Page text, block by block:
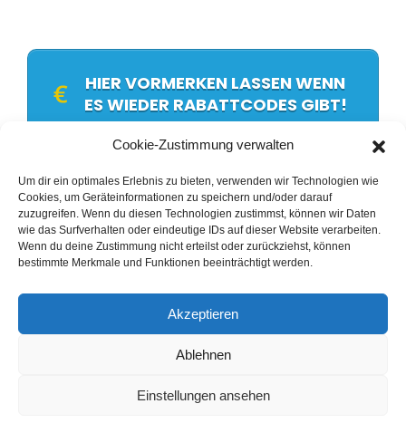
Cookie-Zustimmung verwalten
Um dir ein optimales Erlebnis zu bieten, verwenden wir Technologien wie
Cookies, um Geräteinformationen zu speichern und/oder darauf
zuzugreifen. Wenn du diesen Technologien zustimmst, können wir Daten
wie das Surfverhalten oder eindeutige IDs auf dieser Website verarbeiten.
Wenn du deine Zustimmung nicht erteilst oder zurückziehst, können
bestimmte Merkmale und Funktionen beeinträchtigt werden.
Akzeptieren
Ablehnen
Einstellungen ansehen
HIER VORMERKEN LASSEN WENN
ES WIEDER RABATTCODES GIBT!
Copyright © wolfpartner.net 2025
Die Angebote & Inhalte dieser Seite sind nur für
Unternehmen, selbständige Unternehmer:innen oder
Personen, die unsere Inhalte für den Start ihrer
Selbständigkeit im Sinne des § 14 BGB (Deutschland -
gilt jedoch auch für alle anderen Länder) buchen, nicht
(Deutschland - gilt jedoch auch für alle anderen Länder).